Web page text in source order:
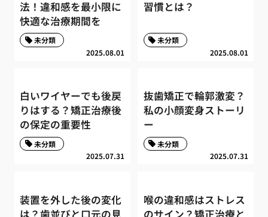
法！違和感を最小限に
快適な治療期間を
2025.08.01
未分類
習慣とは？
2025.08.01
未分類
白いワイヤーでも後戻
りはする？矯正治療後
の保定の重要性
2025.07.31
未分類
抜歯矯正で輪郭激変？
私の小顔変身ストーリ
ー
2025.07.31
未分類
装置を外した後の変化
は？歯並びと口元の見
喉の違和感はストレス
のサイン？矯正治療と